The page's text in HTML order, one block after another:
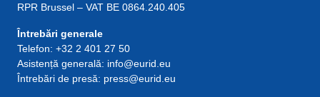
RPR Brussel – VAT BE 0864.240.405
Întrebări generale
Telefon: +32 2 401 27 50
Asistență generală: info@eurid.eu
Întrebări de presă: press@eurid.eu